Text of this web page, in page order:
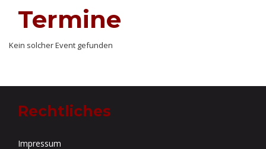
Termine
Kein solcher Event gefunden
Rechtliches
Impressum